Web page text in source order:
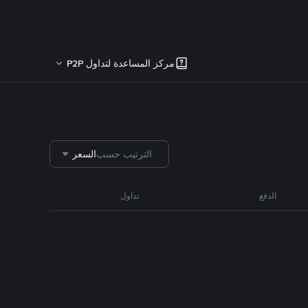
مركز المساعدة لتداول P2P
الترتيب حسبالسعر
الدفع تداول